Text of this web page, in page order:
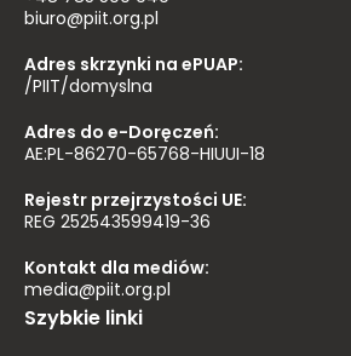
biuro@piit.org.pl
Adres skrzynki na ePUAP:
/PIIT/domyslna
Adres do e-Doręczeń:
AE:PL-86270-65768-HIUUI-18
Rejestr przejrzystości UE:
REG 252543599419-36
Kontakt dla mediów:
media@piit.org.pl
Szybkie linki